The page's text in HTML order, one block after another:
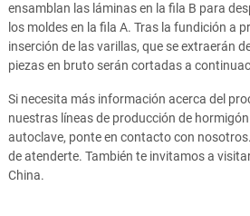
ensamblan las láminas en la fila B para
los moldes en la fila A. Tras la fundición a
inserción de las varillas, que se extraerán
piezas en bruto serán cortadas a
Si necesita más información acerca del
nuestras líneas de producción de
autoclave, ponte en contacto con
de atenderte. También te invitamos a
China.